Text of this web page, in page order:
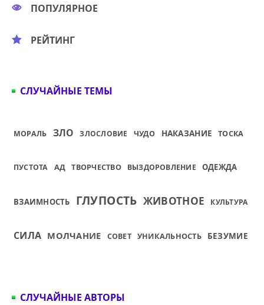
ПОПУЛЯРНОЕ
РЕЙТИНГ
СЛУЧАЙНЫЕ ТЕМЫ
МОРАЛЬ ЗЛО ЗЛОСЛОВИЕ ЧУДО НАКАЗАНИЕ ТОСКА
ПУСТОТА АД ТВОРЧЕСТВО ВЫЗДОРОВЛЕНИЕ ОДЕЖДА
ВЗАИМНОСТЬ ГЛУПОСТЬ ЖИВОТНОЕ КУЛЬТУРА
СИЛА МОЛЧАНИЕ СОВЕТ УНИКАЛЬНОСТЬ БЕЗУМИЕ
СЛУЧАЙНЫЕ АВТОРЫ